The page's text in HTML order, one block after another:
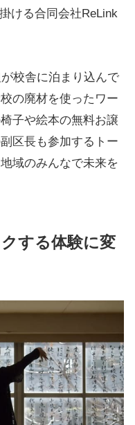
ける合同会社ReLink
校舎に泊まり込んで
の廃材を使ったワー
子や絵本の無料お譲
区長も参加するトー
域のみんなで未来を
する体験に変